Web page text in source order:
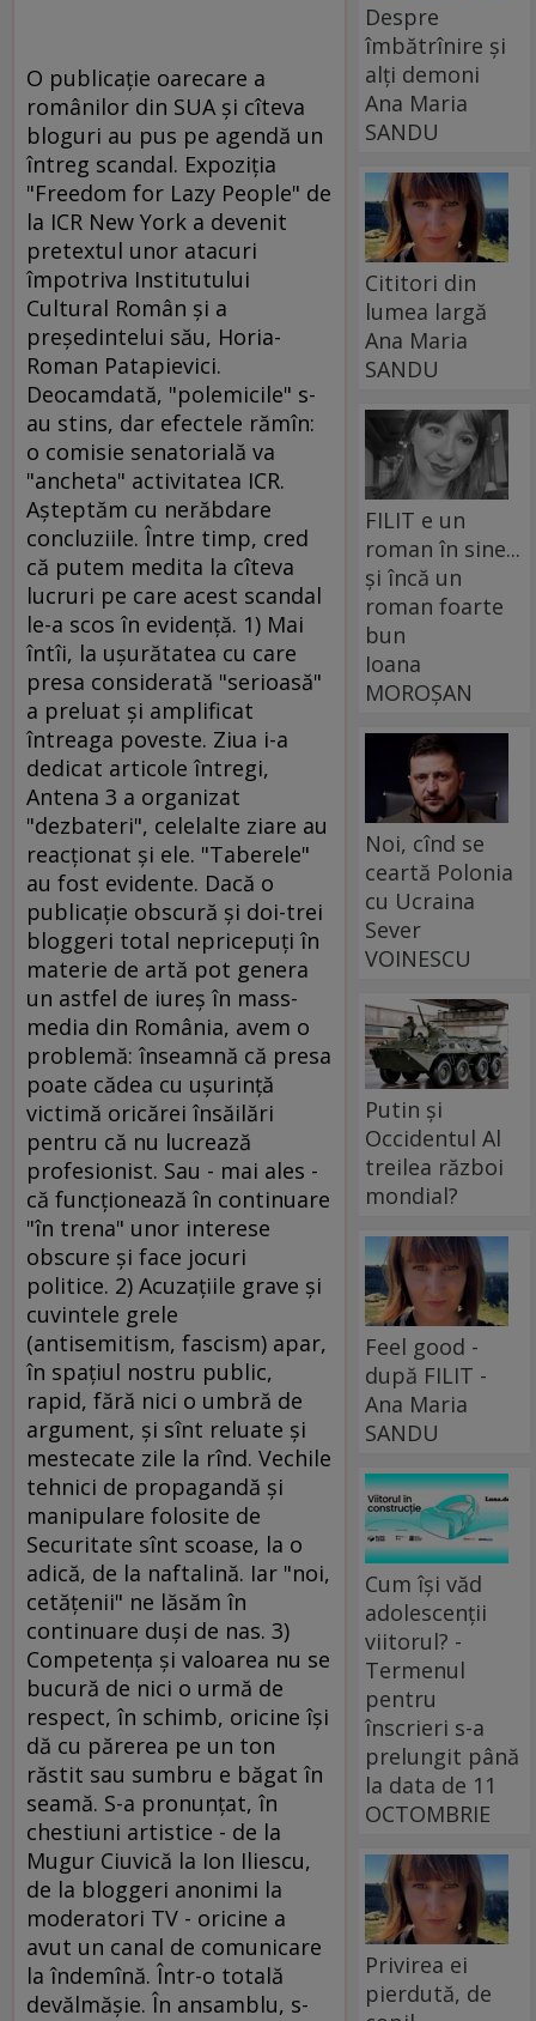
O publicaţie oarecare a
românilor din SUA şi cîteva
bloguri au pus pe agendă un
întreg scandal. Expoziţia
"Freedom for Lazy People" de
la ICR New York a devenit
pretextul unor atacuri
împotriva Institutului
Cultural Român şi a
preşedintelui său, Horia-
Roman Patapievici.
Deocamdată, "polemicile" s-
au stins, dar efectele rămîn:
o comisie senatorială va
"ancheta" activitatea ICR.
Aşteptăm cu nerăbdare
concluziile. Între timp, cred
că putem medita la cîteva
lucruri pe care acest scandal
le-a scos în evidenţă. 1) Mai
întîi, la uşurătatea cu care
presa considerată "serioasă"
a preluat şi amplificat
întreaga poveste. Ziua i-a
dedicat articole întregi,
Antena 3 a organizat
"dezbateri", celelalte ziare au
reacţionat şi ele. "Taberele"
au fost evidente. Dacă o
publicaţie obscură şi doi-trei
bloggeri total nepricepuţi în
materie de artă pot genera
un astfel de iureş în mass-
media din România, avem o
problemă: înseamnă că presa
poate cădea cu uşurinţă
victimă oricărei însăilări
pentru că nu lucrează
profesionist. Sau - mai ales -
că funcţionează în continuare
"în trena" unor interese
obscure şi face jocuri
politice. 2) Acuzaţiile grave şi
cuvintele grele
(antisemitism, fascism) apar,
în spaţiul nostru public,
rapid, fără nici o umbră de
argument, şi sînt reluate şi
mestecate zile la rînd. Vechile
tehnici de propagandă şi
manipulare folosite de
Securitate sînt scoase, la o
adică, de la naftalină. Iar "noi,
cetăţenii" ne lăsăm în
continuare duşi de nas. 3)
Competenţa şi valoarea nu se
bucură de nici o urmă de
respect, în schimb, oricine îşi
dă cu părerea pe un ton
răstit sau sumbru e băgat în
seamă. S-a pronunţat, în
chestiuni artistice - de la
Mugur Ciuvică la Ion Iliescu,
de la bloggeri anonimi la
moderatori TV - oricine a
avut un canal de comunicare
la îndemînă. Într-o totală
devălmăşie. În ansamblu, s-
Despre
îmbătrînire și
alți demoni
Ana Maria
SANDU
Cititori din
lumea largă
Ana Maria
SANDU
FILIT e un
roman în sine...
și încă un
roman foarte
bun
Ioana
MOROȘAN
Noi, cînd se
ceartă Polonia
cu Ucraina
Sever
VOINESCU
Putin și
Occidentul Al
treilea război
mondial?
Feel good -
după FILIT -
Ana Maria
SANDU
Cum își văd
adolescenții
viitorul? -
Termenul
pentru
înscrieri s-a
prelungit până
la data de 11
OCTOMBRIE
Privirea ei
pierdută, de